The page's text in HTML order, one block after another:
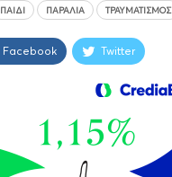
ΠΑΙΔΊ ΠΑΡΑΛΊΑ ΤΡΑΥΜΑΤΙΣΜΌΣ
Facebook Twitter